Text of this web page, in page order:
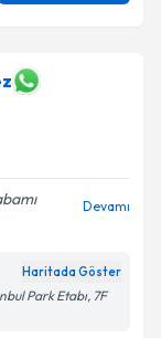
Devamı
Haritada Göster
Park Etabı, 7F